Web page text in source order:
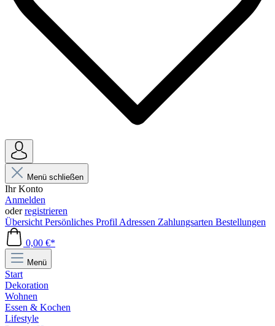
Menü schließen
Ihr Konto
Anmelden
oderregistrieren
Übersicht Persönliches Profil Adressen Zahlungsarten Bestellungen
0,00 €*
Menü
Start
Dekoration
Wohnen
Essen & Kochen
Lifestyle